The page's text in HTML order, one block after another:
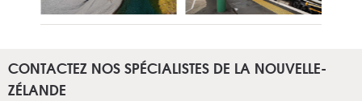
CONTACTEZ NOS SPÉCIALISTES DE LA NOUVELLE-
ZÉLANDE